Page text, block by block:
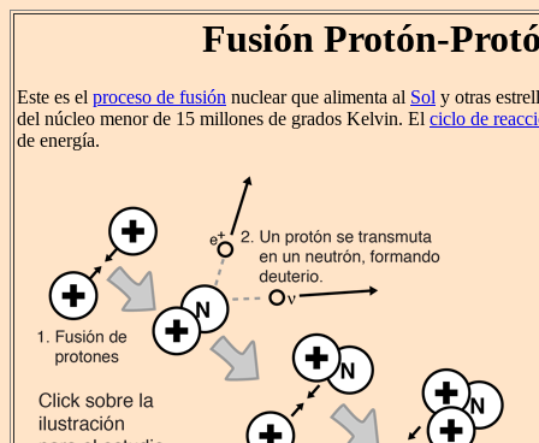
Fusión Protón-
Este es el proceso de fusión nuclear que alimenta al Sol y otras
del núcleo menor de 15 millones de grados Kelvin. El ciclo de
de energía.